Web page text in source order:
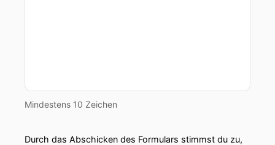
Mindestens 10 Zeichen
Durch das Abschicken des Formulars stimmst du zu,